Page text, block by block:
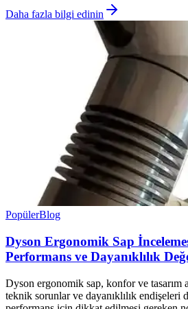
Daha fazla bilgi edinin
PopülerBlog
Dyson Ergonomik Sap
Performans ve Dayanıklılık
Dyson ergonomik sap, konfor ve tasarım
teknik sorunlar ve dayanıklılık endişeleri